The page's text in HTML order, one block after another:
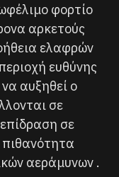
φορτίο
αρκετούς
ελαφρών
ευθύνης
αυξηθεί ο
σε
σε
αεράμυνων .